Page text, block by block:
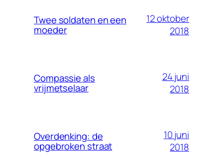
Twee soldaten en een
moeder
12 oktober
2018
Compassie als
vrijmetselaar
24 juni
2018
Overdenking: de
opgebroken straat
10 juni
2018